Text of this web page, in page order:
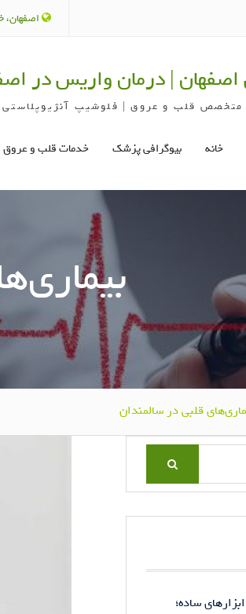
اصفهان،
| درمان واریس در
متخصص قلب و عروق | فلوشیپ
خانه بیوگرافی پزشک خدمات قلب و عروق
قلبی در سالمندان
ساده؛